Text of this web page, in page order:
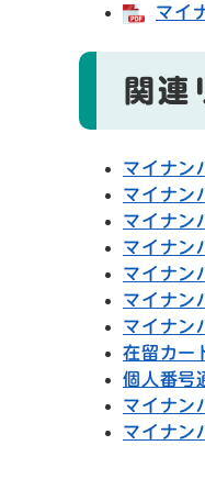
マイ
関連
マイナン
マイナン
マイナン
マイナン
マイナン
マイナン
マイナン
在留カー
個人番号
マイナン
マイナン